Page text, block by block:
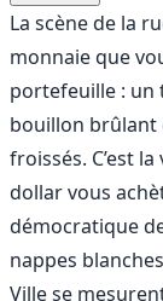
La scène de la
monnaie que
portefeuille : un
bouillon brûlant
froissés. C’est
dollar vous
démocratique
nappes
Ville se